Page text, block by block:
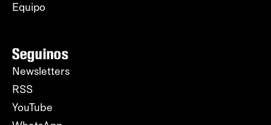
Equipo
Seguinos
Newsletters
RSS
YouTube